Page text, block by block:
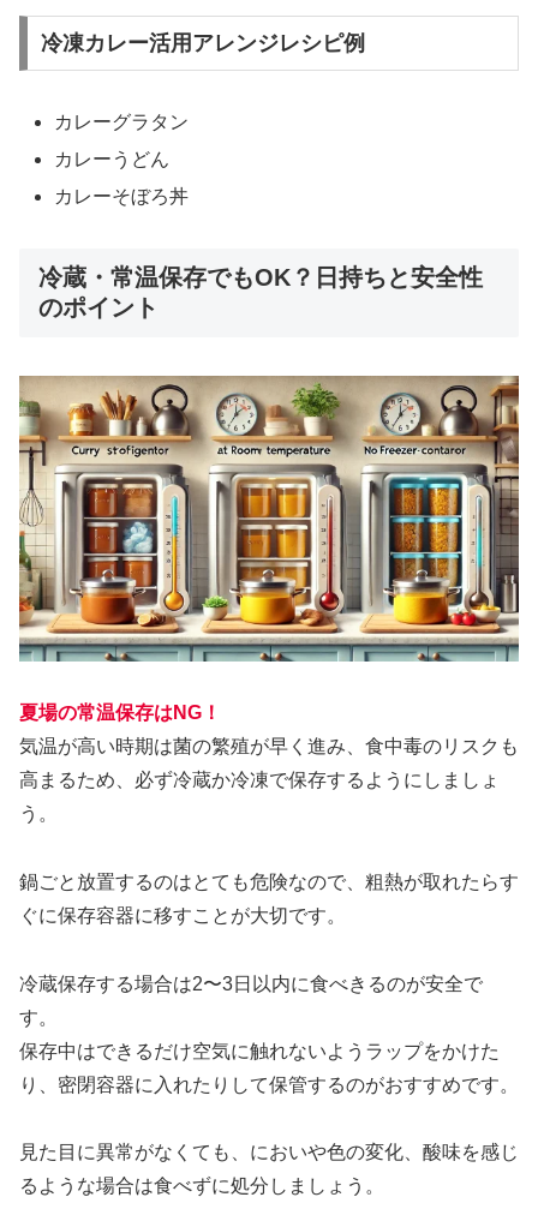
冷凍カレー活用アレンジレシピ例
カレーグラタン
カレーうどん
カレーそぼろ丼
冷蔵・常温保存でもOK？日持ちと安全性
のポイント
夏場の常温保存はNG！
気温が高い時期は菌の繁殖が早く進み、食中毒のリスクも
高まるため、必ず冷蔵か冷凍で保存するようにしましょ
う。
鍋ごと放置するのはとても危険なので、粗熱が取れたらす
ぐに保存容器に移すことが大切です。
冷蔵保存する場合は2〜3日以内に食べきるのが安全で
す。
保存中はできるだけ空気に触れないようラップをかけた
り、密閉容器に入れたりして保管するのがおすすめです。
見た目に異常がなくても、においや色の変化、酸味を感じ
るような場合は食べずに処分しましょう。